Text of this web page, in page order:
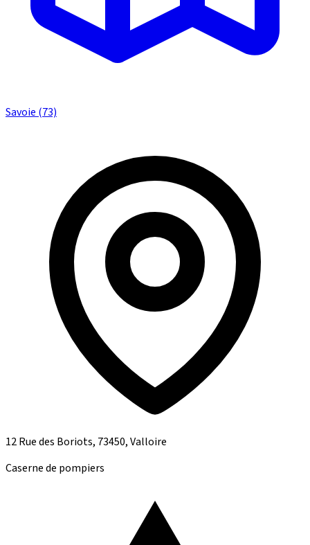
Savoie (73)
12 Rue des Boriots, 73450, Valloire
Caserne de pompiers